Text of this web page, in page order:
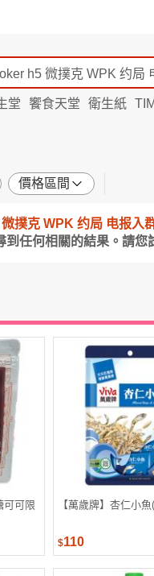
堂 饗食天堂 衛生紙
價格區間
撲克 WPK 约局 电报入
到任何相關的結果。請
可可限
【萬歲牌】杏仁小
$110